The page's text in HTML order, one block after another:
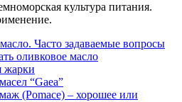
культура питания.
Часто задаваемые вопросы
оливковое масло
жарки
“Gaea”
(Pomace) – хорошее или